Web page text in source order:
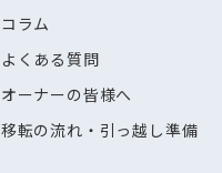
コラム
よくある質問
オーナーの皆様へ
移転の流れ・引っ越し準備